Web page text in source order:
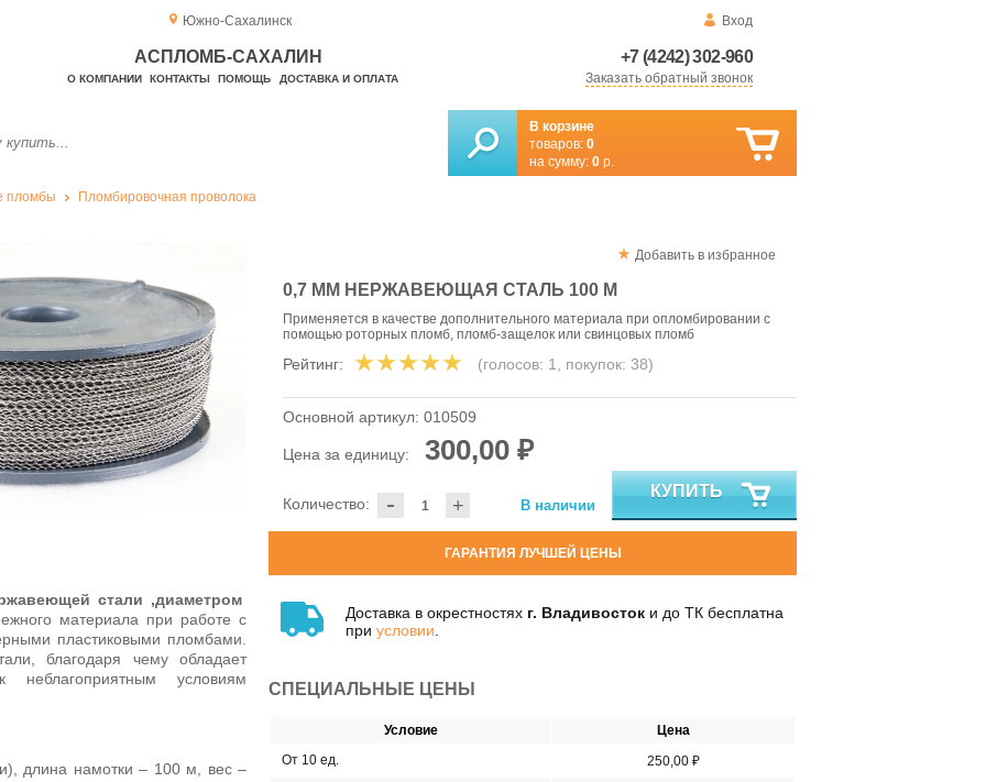
Южно-Сахалинск Вход
+7 (4242) 302-960
Заказать обратный звонок
АСПЛОМБ-САХАЛИН
О КОМПАНИИ КОНТАКТЫ ПОМОЩЬ ДОСТАВКА И ОПЛАТА
В корзине
товаров: 0
на сумму: 0 р.
пломбы Пломбировочная проволока
Добавить в избранное
0,7 ММ НЕРЖАВЕЮЩАЯ СТАЛЬ 100 М
Применяется в качестве дополнительного материала при опломбировании с
помощью роторных пломб, пломб-защелок или свинцовых пломб
Рейтинг: (голосов: 1, покупок: 38)
Основной артикул: 010509
Цена за единицу: 300,00 ₽
- +
Количество: В наличии
КУПИТЬ
ГАРАНТИЯ ЛУЧШЕЙ ЦЕНЫ
Доставка в окрестностях г. Владивосток и до ТК бесплатна
при условии
СПЕЦИАЛЬНЫЕ ЦЕНЫ
Условие
Цена
От 10 ед.
250,00 ₽
стали ,диаметром
материала при работе с
пластиковыми пломбами.
благодаря чему обладает
неблагоприятным условиям
длина намотки – 100 м, вес –